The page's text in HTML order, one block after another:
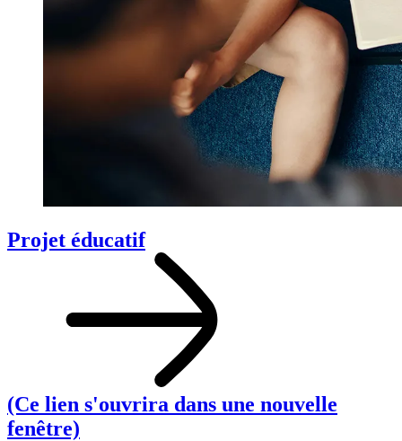
Projet éducatif
(Ce lien s'ouvrira dans une nouvelle
fenêtre)